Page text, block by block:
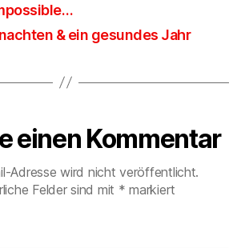
& ein gesundes Jahr
einen Kommentar
Adresse wird nicht veröffentlicht.
Felder sind mit * markiert